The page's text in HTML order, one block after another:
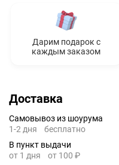
Дарим подарок с
каждым заказом
Доставка
Самовывоз из шоурума
1-2 дня
бесплатно
В пункт выдачи
от 1 дня
от 100 ₽